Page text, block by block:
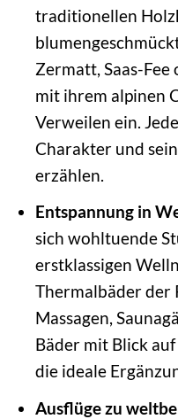
traditionellen
Zermatt, Saas-
mit ihrem alpinen
Verweilen ein.
Charakter und
erzählen.
Entspannung in
sich wohltuende
erstklassigen
Thermalbäder der
Massagen,
Bäder mit Blick
die ideale
Ausflüge zu